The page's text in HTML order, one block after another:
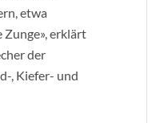
etwa
Zunge», erklärt
der
, Kiefer- und